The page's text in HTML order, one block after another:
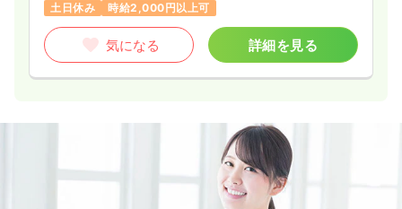
土日休み
時給2,000円以上可
気になる 詳細を見る